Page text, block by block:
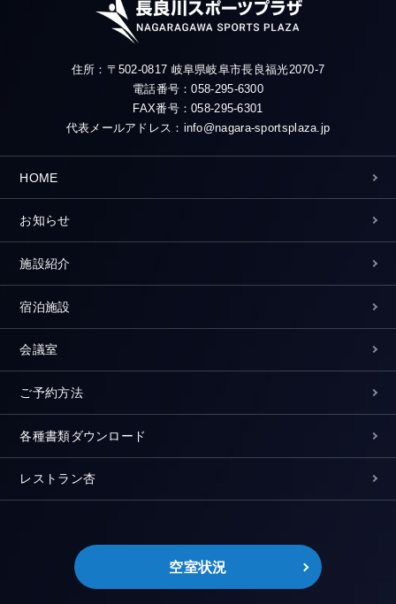
住所：〒502-0817 岐阜県岐阜市長良福光2070-7
電話番号：058-295-6300
FAX番号：058-295-6301
代表メールアドレス：info@nagara-sportsplaza.jp
HOME
お知らせ
施設紹介
宿泊施設
会議室
ご予約方法
各種書類ダウンロード
レストラン杏
空室状況